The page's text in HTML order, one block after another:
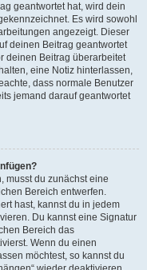
geantwortet hat, wird dein
Es wird sowohl
angezeigt. Dieser
deinen Beitrag geantwortet
deinen Beitrag überarbeitet
eine Notiz hinterlassen,
dass normale Benutzer
jemand darauf geantwortet
musst du zunächst eine
Bereich entwerfen.
hast, kannst du in jedem
Du kannst eine Signatur
Bereich das
Wenn du einen
möchtest, so kannst du